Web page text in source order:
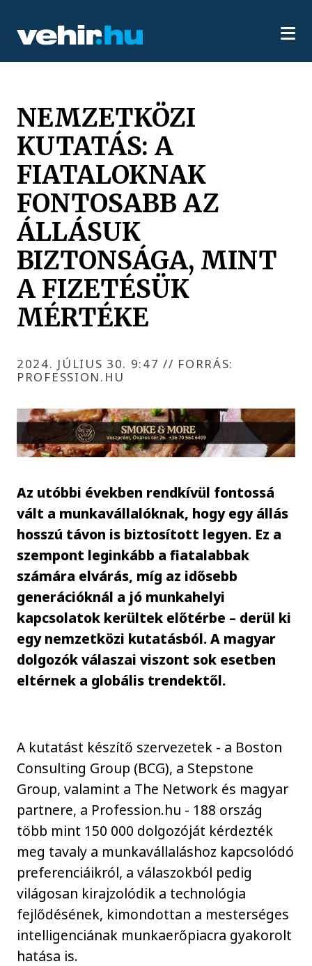
NEMZETKÖZI
KUTATÁS: A
FIATALOKNAK
FONTOSABB AZ
ÁLLÁSUK
BIZTONSÁGA, MINT
A FIZETÉSÜK
MÉRTÉKE
2024. JÚLIUS 30. 9:47// FORRÁS:
PROFESSION.HU
Az utóbbi években rendkívül fontossá
vált a munkavállalóknak, hogy egy állás
hosszú távon is biztosított legyen. Ez a
szempont leginkább a fiatalabbak
számára elvárás, míg az idősebb
generációknál a jó munkahelyi
kapcsolatok kerültek előtérbe – derül ki
egy nemzetközi kutatásból. A magyar
dolgozók válaszai viszont sok esetben
eltérnek a globális trendektől.
A kutatást készítő szervezetek - a Boston
Consulting Group (BCG), a Stepstone
Group, valamint a The Network és magyar
partnere, a Profession.hu - 188 ország
több mint 150 000 dolgozóját kérdezték
meg tavaly a munkavállaláshoz kapcsolódó
preferenciáikról, a válaszokból pedig
világosan kirajzolódik a technológia
fejlődésének, kimondottan a mesterséges
intelligenciának munkaerőpiacra gyakorolt
hatása is.